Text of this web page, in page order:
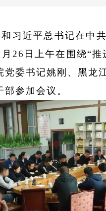
习近平总书记在中
26 日上午在围绕“推
委书记姚刚、黑龙
参加会议。